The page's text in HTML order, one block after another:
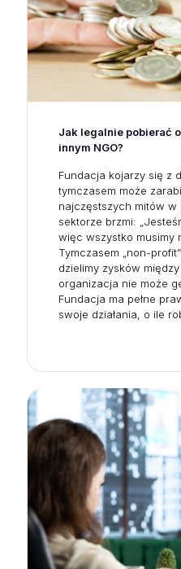
Jak legalnie pobierać
innym NGO?
Fundacja kojarzy się z
tymczasem może
najczęstszych mitów w
sektorze brzmi:
więc wszystko musimy
Tymczasem „non-
dzielimy zysków
organizacja nie może
Fundacja ma pełne
swoje działania, o ile